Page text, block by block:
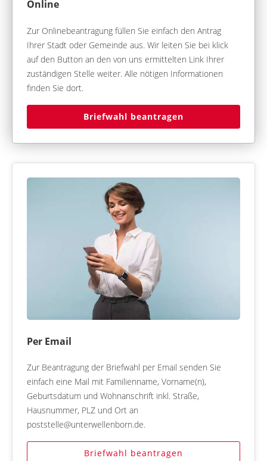
Online
Zur Onlinebeantragung füllen Sie einfach den Antrag
Ihrer Stadt oder Gemeinde aus. Wir leiten Sie bei klick
auf den Button an den von uns ermittelten Link Ihrer
zuständigen Stelle weiter. Alle nötigen Informationen
finden Sie dort.
Briefwahl beantragen
Per Email
Zur Beantragung der Briefwahl per Email senden Sie
einfach eine Mail mit Familienname, Vorname(n),
Geburtsdatum und Wohnanschrift inkl. Straße,
Hausnummer, PLZ und Ort an
poststelle@unterwellenborn.de.
Briefwahl beantragen